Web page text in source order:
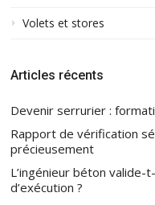
Volets et stores
Articles récents
Devenir serrurier :
Rapport de vérification
précieusement
L’ingénieur béton valide-
d’exécution ?